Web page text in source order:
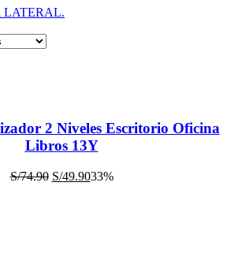
LATERAL.
2 Niveles Escritorio Oficina
Libros 13Y
S/74.90 S/49.9033%